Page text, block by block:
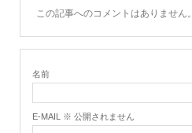
この記事へのコメントはありません。
名前
E-MAIL ※ 公開されません